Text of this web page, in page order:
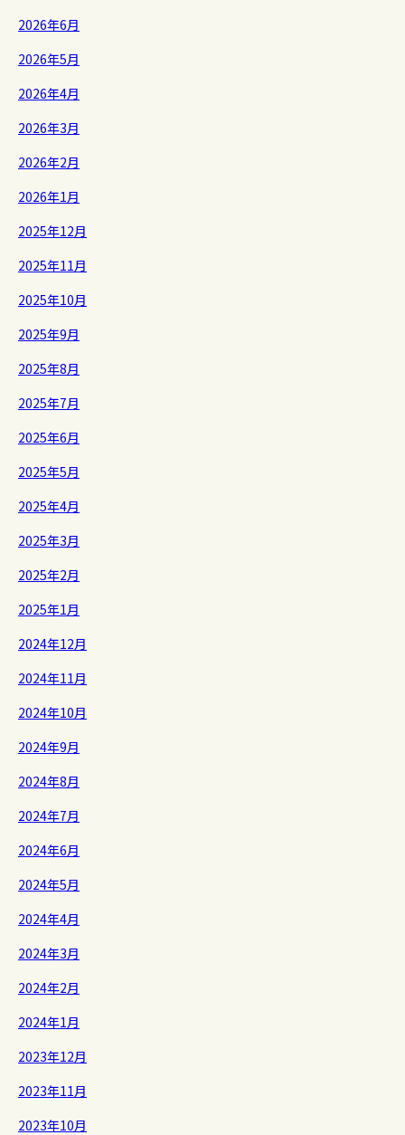
2026年6月
2026年5月
2026年4月
2026年3月
2026年2月
2026年1月
2025年12月
2025年11月
2025年10月
2025年9月
2025年8月
2025年7月
2025年6月
2025年5月
2025年4月
2025年3月
2025年2月
2025年1月
2024年12月
2024年11月
2024年10月
2024年9月
2024年8月
2024年7月
2024年6月
2024年5月
2024年4月
2024年3月
2024年2月
2024年1月
2023年12月
2023年11月
2023年10月